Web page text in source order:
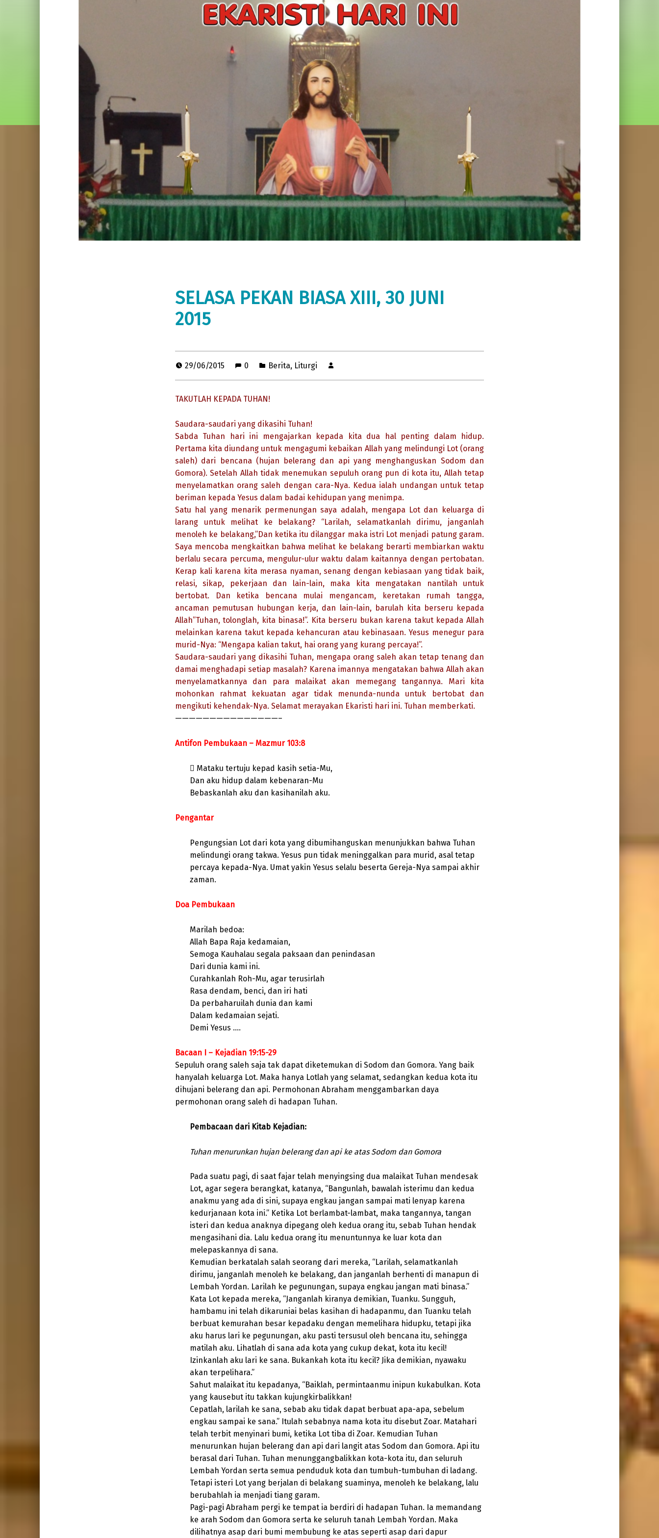
SELASA PEKAN BIASA XIII, 30 JUNI
2015
29/06/2015 0 Berita, Liturgi
TAKUTLAH KEPADA TUHAN!
Saudara-saudari yang dikasihi Tuhan!
Sabda Tuhan hari ini mengajarkan kepada kita dua hal penting dalam hidup.
Pertama kita diundang untuk mengagumi kebaikan Allah yang melindungi Lot (orang
saleh) dari bencana (hujan belerang dan api yang menghanguskan Sodom dan
Gomora). Setelah Allah tidak menemukan sepuluh orang pun di kota itu, Allah tetap
menyelamatkan orang saleh dengan cara-Nya. Kedua ialah undangan untuk tetap
beriman kepada Yesus dalam badai kehidupan yang menimpa.
Satu hal yang menarik permenungan saya adalah, mengapa Lot dan keluarga di
larang untuk melihat ke belakang? “Larilah, selamatkanlah dirimu, janganlah
menoleh ke belakang,”Dan ketika itu dilanggar maka istri Lot menjadi patung garam.
Saya mencoba mengkaitkan bahwa melihat ke belakang berarti membiarkan waktu
berlalu secara percuma, mengulur-ulur waktu dalam kaitannya dengan pertobatan.
Kerap kali karena kita merasa nyaman, senang dengan kebiasaan yang tidak baik,
relasi, sikap, pekerjaan dan lain-lain, maka kita mengatakan nantilah untuk
bertobat. Dan ketika bencana mulai mengancam, keretakan rumah tangga,
ancaman pemutusan hubungan kerja, dan lain-lain, barulah kita berseru kepada
Allah”Tuhan, tolonglah, kita binasa!”. Kita berseru bukan karena takut kepada Allah
melainkan karena takut kepada kehancuran atau kebinasaan. Yesus menegur para
murid-Nya: “Mengapa kalian takut, hai orang yang kurang percaya!”.
Saudara-saudari yang dikasihi Tuhan, mengapa orang saleh akan tetap tenang dan
damai menghadapi setiap masalah? Karena imannya mengatakan bahwa Allah akan
menyelamatkannya dan para malaikat akan memegang tangannya. Mari kita
mohonkan rahmat kekuatan agar tidak menunda-nunda untuk bertobat dan
mengikuti kehendak-Nya. Selamat merayakan Ekaristi hari ini. Tuhan memberkati.
———————————————–
Antifon Pembukaan – Mazmur 103:8
 Mataku tertuju kepad kasih setia-Mu,
Dan aku hidup dalam kebenaran-Mu
Bebaskanlah aku dan kasihanilah aku.
Pengantar
Pengungsian Lot dari kota yang dibumihanguskan menunjukkan bahwa Tuhan
melindungi orang takwa. Yesus pun tidak meninggalkan para murid, asal tetap
percaya kepada-Nya. Umat yakin Yesus selalu beserta Gereja-Nya sampai akhir
zaman.
Doa Pembukaan
Marilah bedoa:
Allah Bapa Raja kedamaian,
Semoga Kauhalau segala paksaan dan penindasan
Dari dunia kami ini.
Curahkanlah Roh-Mu, agar terusirlah
Rasa dendam, benci, dan iri hati
Da perbaharuilah dunia dan kami
Dalam kedamaian sejati.
Demi Yesus ….
Bacaan I – Kejadian 19:15-29
Sepuluh orang saleh saja tak dapat diketemukan di Sodom dan Gomora. Yang baik
hanyalah keluarga Lot. Maka hanya Lotlah yang selamat, sedangkan kedua kota itu
dihujani belerang dan api. Permohonan Abraham menggambarkan daya
permohonan orang saleh di hadapan Tuhan.
Pembacaan dari Kitab Kejadian:
Tuhan menurunkan hujan belerang dan api ke atas Sodom dan Gomora
Pada suatu pagi, di saat fajar telah menyingsing dua malaikat Tuhan mendesak
Lot, agar segera berangkat, katanya, “Bangunlah, bawalah isterimu dan kedua
anakmu yang ada di sini, supaya engkau jangan sampai mati lenyap karena
kedurjanaan kota ini.” Ketika Lot berlambat-lambat, maka tangannya, tangan
isteri dan kedua anaknya dipegang oleh kedua orang itu, sebab Tuhan hendak
mengasihani dia. Lalu kedua orang itu menuntunnya ke luar kota dan
melepaskannya di sana.
Kemudian berkatalah salah seorang dari mereka, “Larilah, selamatkanlah
dirimu, janganlah menoleh ke belakang, dan janganlah berhenti di manapun di
Lembah Yordan. Larilah ke pegunungan, supaya engkau jangan mati binasa.”
Kata Lot kepada mereka, “Janganlah kiranya demikian, Tuanku. Sungguh,
hambamu ini telah dikaruniai belas kasihan di hadapanmu, dan Tuanku telah
berbuat kemurahan besar kepadaku dengan memelihara hidupku, tetapi jika
aku harus lari ke pegunungan, aku pasti tersusul oleh bencana itu, sehingga
matilah aku. Lihatlah di sana ada kota yang cukup dekat, kota itu kecil!
Izinkanlah aku lari ke sana. Bukankah kota itu kecil? Jika demikian, nyawaku
akan terpelihara.”
Sahut malaikat itu kepadanya, “Baiklah, permintaanmu inipun kukabulkan. Kota
yang kausebut itu takkan kujungkirbalikkan!
Cepatlah, larilah ke sana, sebab aku tidak dapat berbuat apa-apa, sebelum
engkau sampai ke sana.” Itulah sebabnya nama kota itu disebut Zoar. Matahari
telah terbit menyinari bumi, ketika Lot tiba di Zoar. Kemudian Tuhan
menurunkan hujan belerang dan api dari langit atas Sodom dan Gomora. Api itu
berasal dari Tuhan. Tuhan menunggangbalikkan kota-kota itu, dan seluruh
Lembah Yordan serta semua penduduk kota dan tumbuh-tumbuhan di ladang.
Tetapi isteri Lot yang berjalan di belakang suaminya, menoleh ke belakang, lalu
berubahlah ia menjadi tiang garam.
Pagi-pagi Abraham pergi ke tempat ia berdiri di hadapan Tuhan. Ia memandang
ke arah Sodom dan Gomora serta ke seluruh tanah Lembah Yordan. Maka
dilihatnya asap dari bumi membubung ke atas seperti asap dari dapur